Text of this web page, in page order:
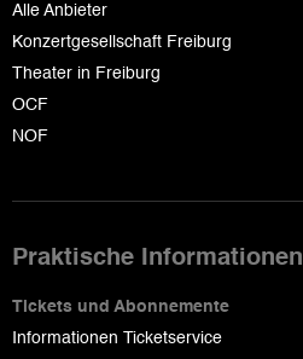
Alle Anbieter
Konzertgesellschaft Freiburg
Theater in Freiburg
OCF
NOF
Praktische Informationen
Tickets und Abonnemente
Informationen Ticketservice